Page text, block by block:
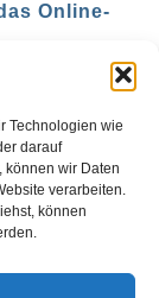
Technologien wie
darauf
können wir Daten
verarbeiten.
können
Online-
1 2 Vor